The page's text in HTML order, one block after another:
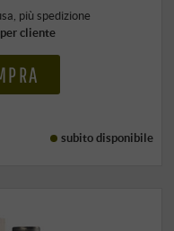
, più spedizione
cliente
subito disponibile